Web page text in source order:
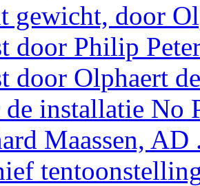
gewicht, door
door Philip
door Olphaert
de installatie No
Maassen, AD